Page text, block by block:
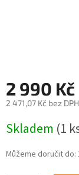
2 990 Kč
2 471,07 Kč bez DPH
cena:
Skladem (1
Můžeme doručit do: